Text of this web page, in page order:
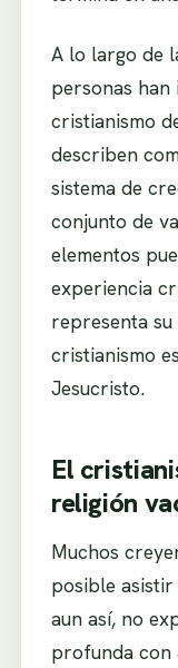
A lo largo de
personas
cristianismo
describen
sistema de
conjunto de
elementos
experiencia
representa su
cristianismo
Jesucristo.
El
religión
Muchos
posible asistir
aun así, no
profunda con